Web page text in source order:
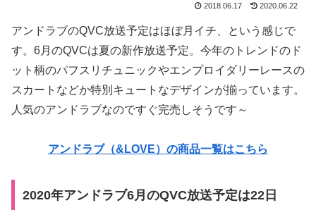
2018.06.17 2020.06.22
アンドラブのQVC放送予定はほぼ月イチ、という感じで
す。6月のQVCは夏の新作放送予定。今年のトレンドのド
ット柄のパフスリチュニックやエンプロイダリーレースの
スカートなどか特別キュートなデザインが揃っています。
人気のアンドラブなのですぐ完売しそうです～
アンドラブ（&LOVE）の商品一覧はこちら
2020年アンドラブ6月のQVC放送予定は22日